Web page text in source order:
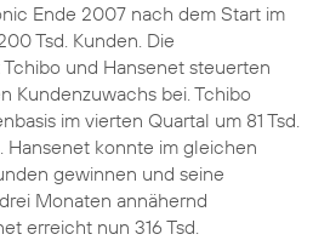
Ende 2007 nach dem Start im
Tsd. Kunden. Die
und Hansenet steuerten
Kundenzuwachs bei. Tchibo
im vierten Quartal um 81 Tsd.
Hansenet konnte im gleichen
gewinnen und seine
Monaten annähernd
erreicht nun 316 Tsd.